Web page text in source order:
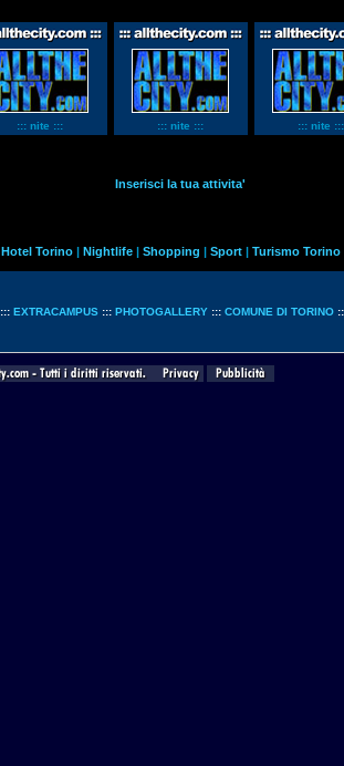
::: nite ::: ::: nite ::: ::: nite :::
Inserisci la tua attivita'
Hotel Torino | Nightlife | Shopping | Sport | Turismo Torino
::: EXTRACAMPUS ::: PHOTOGALLERY ::: COMUNE DI TORINO